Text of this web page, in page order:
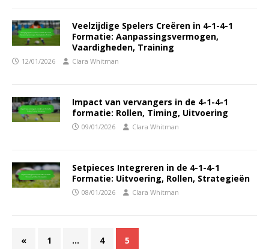
Veelzijdige Spelers Creëren in 4-1-4-1
Formatie: Aanpassingsvermogen,
Vaardigheden, Training
12/01/2026 Clara Whitman
Impact van vervangers in de 4-1-4-1
formatie: Rollen, Timing, Uitvoering
09/01/2026 Clara Whitman
Setpieces Integreren in de 4-1-4-1
Formatie: Uitvoering, Rollen, Strategieën
08/01/2026 Clara Whitman
« 1 … 4 5